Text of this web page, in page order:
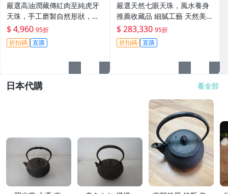
嚴選高油潤藏傳紅肉至純虎牙
天珠，手工磨製自然形狀，風
化包漂古韻十足，唯美景觀收
藏推薦，尺寸mm，紅肉 虎牙
天珠
$ 4,960 95折
折扣碼 直購
嚴選天然七眼天珠，風水養身
推薦收藏品 細膩工藝 天然美石
七眼天珠 攝魂美飾 寧靜心靈
$ 283,330 95折
折扣碼 直購
日本代購 看全部